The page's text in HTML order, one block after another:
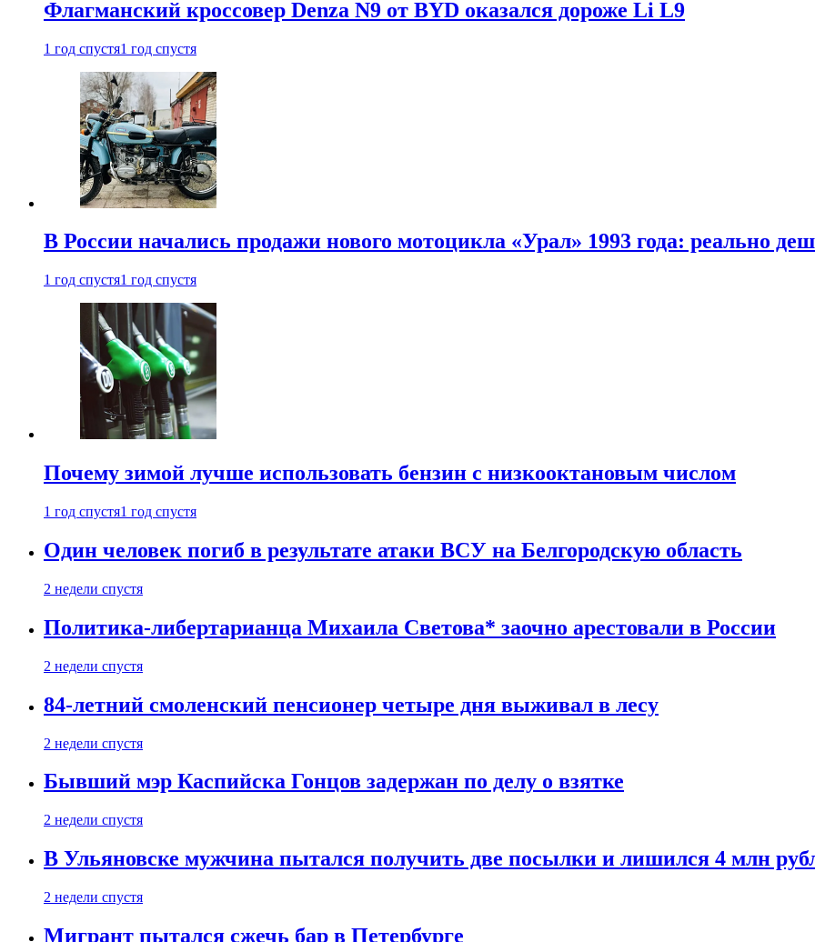
Флагманский кроссовер Denza N9 от BYD оказался дороже Li L9
1 год спустя1 год спустя
В России начались продажи нового мотоцикла «Урал» 1993 года: реально
1 год спустя1 год спустя
Почему зимой лучше использовать бензин с низкооктановым числом
1 год спустя1 год спустя
Один человек погиб в результате атаки ВСУ на Белгородскую область
2 недели спустя
Политика-либертарианца Михаила Светова* заочно арестовали в России
2 недели спустя
84-летний смоленский пенсионер четыре дня выживал в лесу
2 недели спустя
Бывший мэр Каспийска Гонцов задержан по делу о взятке
2 недели спустя
В Ульяновске мужчина пытался получить две посылки и лишился 4 млн
2 недели спустя
Мигрант пытался сжечь бар в Петербурге